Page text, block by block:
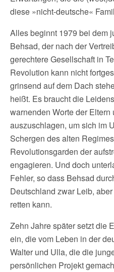
diese »nicht-deutsche«
Alles beginnt 1979 bei dem
Behsad, der nach der
gerechtere Gesellschaft in
Revolution kann nicht
grinsend auf dem Dach
heißt. Es braucht die
warnenden Worte der Eltern
auszuschlagen, um sich im
Schergen des alten
Revolutionsgarden der
engagieren. Und doch
Fehler, so dass Behsad
Deutschland zwar Leib,
retten kann.
Zehn Jahre später setzt die
ein, die vom Leben in der
Walter und Ulla, die die
persönlichen Projekt